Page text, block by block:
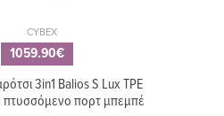
CYBEX
1059.90€
3in1 Balios S Lux TPE
πτυσσόμενο πορτ μπεμπέ